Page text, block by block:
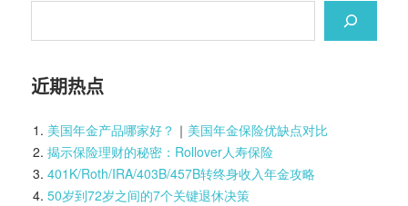
近期热点
美国年金产品哪家好？ ｜ 美国年金保险优缺点对比
揭示保险理财的秘密：Rollover人寿保险
401K/Roth/IRA/403B/457B转终身收入年金攻略
50岁到72岁之间的7个关键退休决策